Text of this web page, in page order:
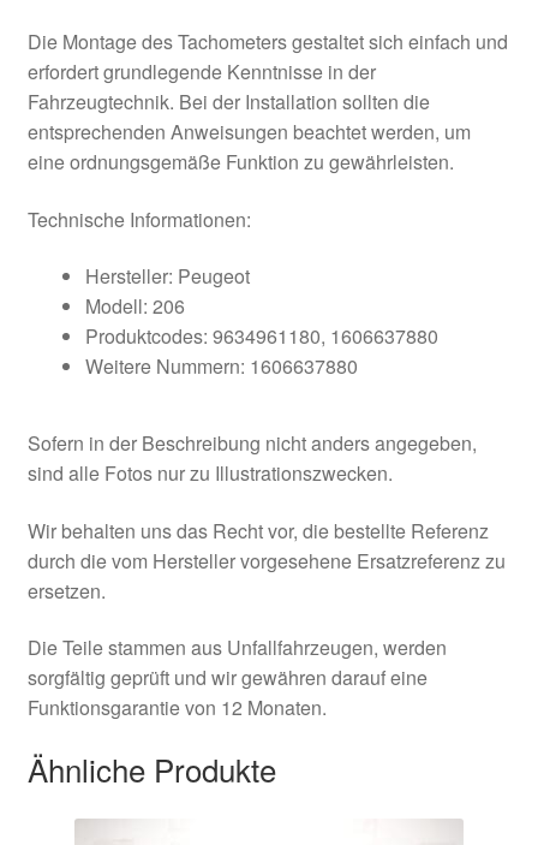
Die Montage des Tachometers gestaltet sich einfach und
erfordert grundlegende Kenntnisse in der
Fahrzeugtechnik. Bei der Installation sollten die
entsprechenden Anweisungen beachtet werden, um
eine ordnungsgemäße Funktion zu gewährleisten.
Technische Informationen:
Hersteller: Peugeot
Modell: 206
Produktcodes: 9634961180, 1606637880
Weitere Nummern: 1606637880
Sofern in der Beschreibung nicht anders angegeben,
sind alle Fotos nur zu Illustrationszwecken.
Wir behalten uns das Recht vor, die bestellte Referenz
durch die vom Hersteller vorgesehene Ersatzreferenz zu
ersetzen.
Die Teile stammen aus Unfallfahrzeugen, werden
sorgfältig geprüft und wir gewähren darauf eine
Funktionsgarantie von 12 Monaten.
Ähnliche Produkte